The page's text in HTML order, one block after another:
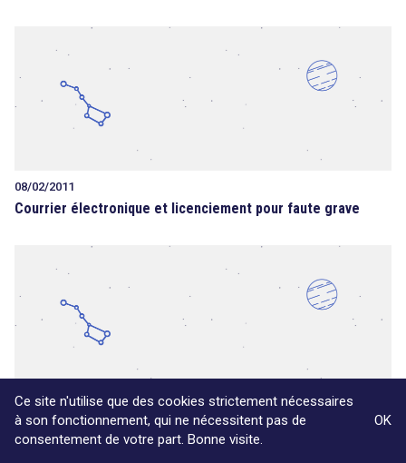
08/02/2011
Courrier électronique et licenciement pour faute grave
03/02/2011
Le non respect de la clause de confidentialité, quelles
sanctions ?
Ce site n'utilise que des cookies strictement nécessaires
à son fonctionnement, qui ne nécessitent pas de
consentement de votre part. Bonne visite.
OK